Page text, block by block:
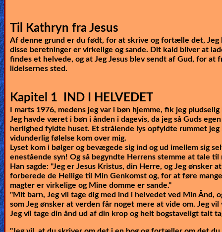
Bible/Study
Jesus
Warfare
Revelations
Testimonies
Evangelism
Til Kathryn fra Jesus
Af denne grund er du født, for at skrive og fortælle det, Jeg
disse beretninger er virkelige og sande. Dit kald bliver at
findes et helvede, og at Jeg Jesus blev sendt af Gud, for at
lidelsernes sted.
Kapitel 1 IND I HELVEDET
I marts 1976, medens jeg var i bøn hjemme, fik jeg
Jeg havde været i bøn i ånden i dagevis, da jeg så Guds
herlighed fyldte huset. Et strålende lys opfyldte rummet jeg
vidunderlig følelse kom over mig.
Lyset kom i bølger og bevægede sig ind og ud imellem sig
enestående syn! Og så begyndte Herrens stemme at tale til
Han sagde: "Jeg er Jesus Kristus, din Herre, og Jeg ønsker
forberede de Hellige til Min Genkomst og, for at føre
magter er virkelige og Mine domme er sande."
"Mit barn, Jeg vil tage dig med ind i helvedet ved Min Ånd,
som Jeg ønsker at verden får noget mere at vide om. Jeg vil
Jeg vil tage din ånd ud af din krop og helt bogstaveligt talt